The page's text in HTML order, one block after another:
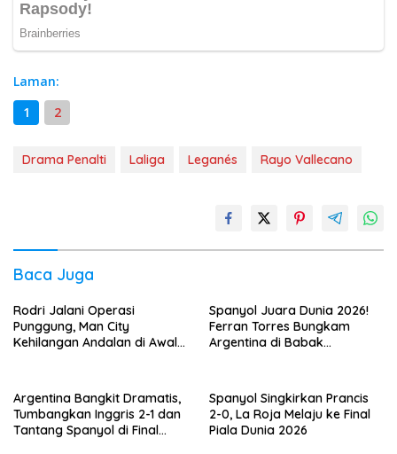
Laman:
1
2
Drama Penalti Laliga Leganés Rayo Vallecano
Baca Juga
Rodri Jalani Operasi
Punggung, Man City
Kehilangan Andalan di Awal
Spanyol Juara Dunia 2026!
Ferran Torres Bungkam
Argentina di Babak
Argentina Bangkit Dramatis,
Tumbangkan Inggris 2-1 dan
Tantang Spanyol di Final
Spanyol Singkirkan Prancis
2-0, La Roja Melaju ke Final
Piala Dunia 2026